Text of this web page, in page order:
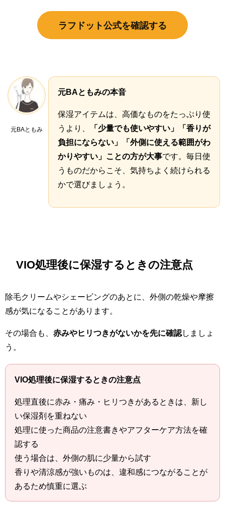
ラフドット公式を確認する
元BAともみ
元BAともみの本音
保湿アイテムは、高価なものをたっぷり使
うより、
「少量でも使いやすい」「香りが
負担にならない」「外側に使える範囲がわ
かりやすい」ことの方が大事です。毎日使
うものだからこそ、気持ちよく続けられる
かで選びましょう。
VIO処理後に保湿するときの注意点
除毛クリームやシェービングのあとに、外側の乾燥や摩擦
感が気になることがあります。
その場合も、 赤みやヒリつきがないかを先に確認しましょ
う。
VIO処理後に保湿するときの注意点
処理直後に赤み・痛み・ヒリつきがあるときは、新し
い保湿剤を重ねない
処理に使った商品の注意書きやアフターケア方法を確
認する
使う場合は、外側の肌に少量から試す
香りや清涼感が強いものは、違和感につながることが
あるため慎重に選ぶ